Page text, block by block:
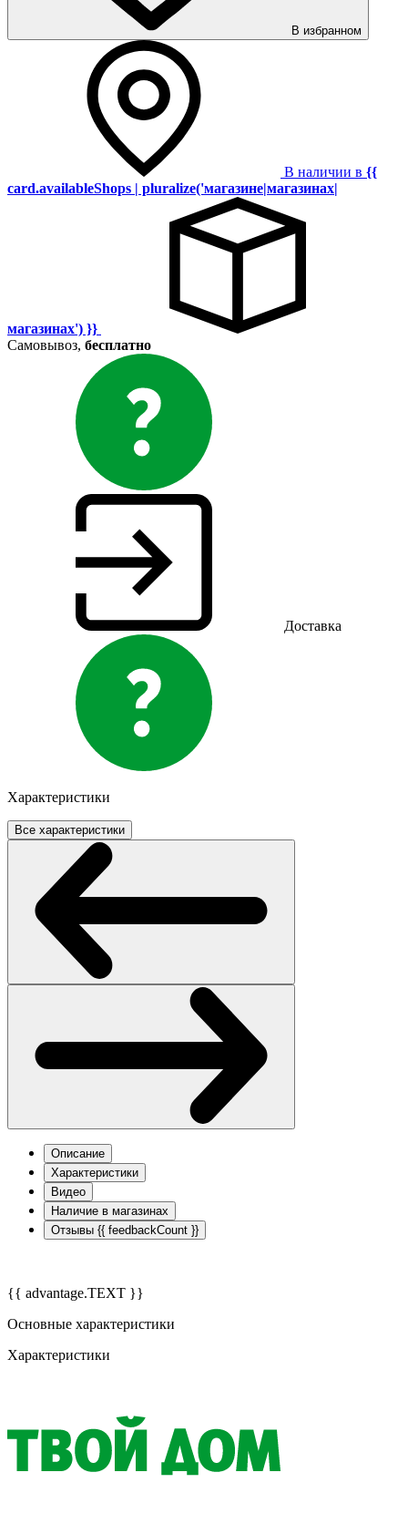
В избранном
В наличии в {{
card.availableShops | pluralize('магазине|магазинах|
магазинах') }}
Самовывоз, бесплатно
Доставка
Характеристики
Все характеристики
Описание
Характеристики
Видео
Наличие в магазинах
Отзывы {{ feedbackCount }}
{{ advantage.TEXT }}
Основные характеристики
Характеристики